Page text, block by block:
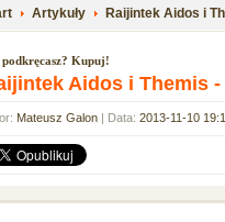
Artykuły Raijintek Aidos i
podkręcasz? Kupuj!
Aidos i Themis
Mateusz Galon | Data: 2013-11-10